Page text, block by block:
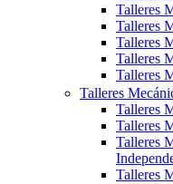
Talleres
Talleres
Talleres
Talleres
Talleres
Talleres
Talleres
Talleres
Talleres
Talleres